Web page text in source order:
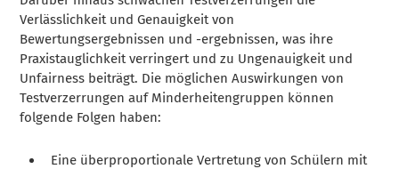
Verlässlichkeit und Genauigkeit von
Bewertungsergebnissen und -ergebnissen, was ihre
Praxistauglichkeit verringert und zu Ungenauigkeit und
Unfairness beiträgt. Die möglichen Auswirkungen von
Testverzerrungen auf Minderheitengruppen können
folgende Folgen haben:
Eine überproportionale Vertretung von Schülern mit